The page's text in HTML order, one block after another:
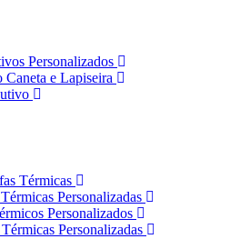
Personalizados
Caneta e Lapiseira
Térmicas
Personalizadas
Personalizados
Personalizadas